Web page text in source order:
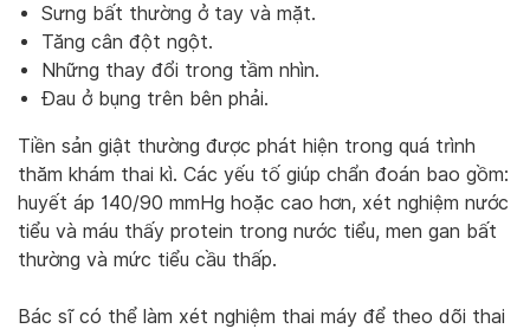
Sưng bất thường ở tay và mặt.
Tăng cân đột ngột.
Những thay đổi trong tầm nhìn.
Đau ở bụng trên bên phải.
Tiền sản giật thường được phát hiện trong quá trình
thăm khám thai kì. Các yếu tố giúp chẩn đoán bao gồm:
huyết áp 140/90 mmHg hoặc cao hơn, xét nghiệm nước
tiểu và máu thấy protein trong nước tiểu, men gan bất
thường và mức tiểu cầu thấp.
Bác sĩ có thể làm xét nghiệm thai máy để theo dõi thai